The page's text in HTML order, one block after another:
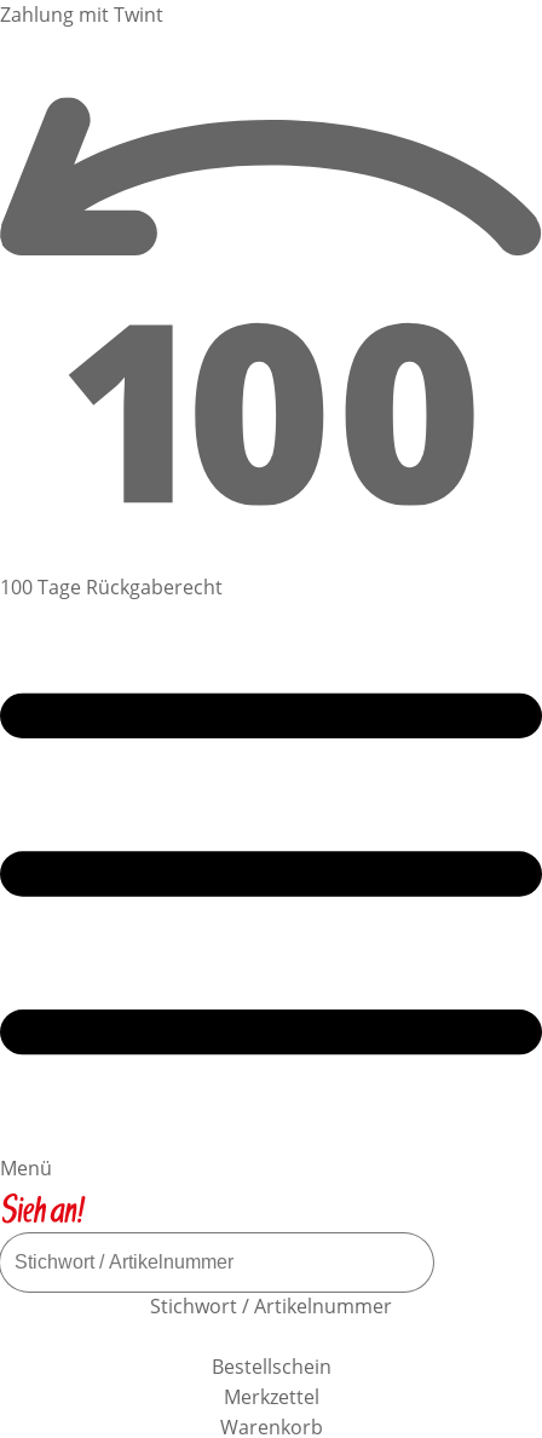
Zahlung mit Twint
100 Tage Rückgaberecht
Menü
Stichwort / Artikelnummer
Bestellschein
Merkzettel
Warenkorb